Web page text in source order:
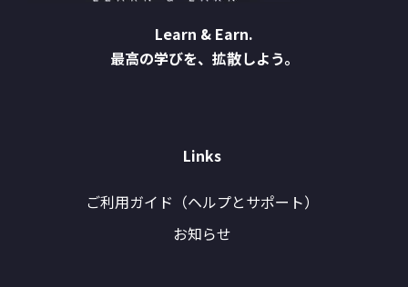
Learn & Earn.
最高の学びを、拡散しよう。
Links
ご利用ガイド（ヘルプとサポート）
お知らせ